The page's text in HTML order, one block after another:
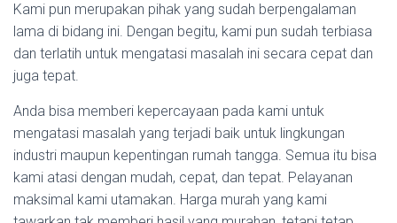
Kami pun merupakan pihak yang sudah berpengalaman
lama di bidang ini. Dengan begitu, kami pun sudah terbiasa
dan terlatih untuk mengatasi masalah ini secara cepat dan
juga tepat.
Anda bisa memberi kepercayaan pada kami untuk
mengatasi masalah yang terjadi baik untuk lingkungan
industri maupun kepentingan rumah tangga. Semua itu bisa
kami atasi dengan mudah, cepat, dan tepat. Pelayanan
maksimal kami utamakan. Harga murah yang kami